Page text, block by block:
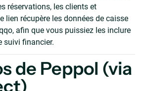
réservations, les clients et
lien récupère les données de caisse
afin que vous puissiez les inclure
suivi financier.
de Peppol (via